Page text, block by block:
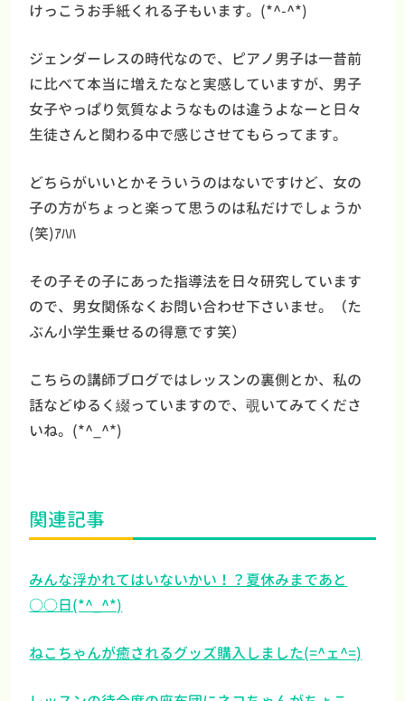
けっこうお手紙くれる子もいます。(*^-^*)
ジェンダーレスの時代なので、ピアノ男子は一昔前
に比べて本当に増えたなと実感していますが、男子
女子やっぱり気質なようなものは違うよなーと日々
生徒さんと関わる中で感じさせてもらってます。
どちらがいいとかそういうのはないですけど、女の
子の方がちょっと楽って思うのは私だけでしょうか
(笑)ｱﾊﾊ
その子その子にあった指導法を日々研究しています
ので、男女関係なくお問い合わせ下さいませ。（た
ぶん小学生乗せるの得意です笑）
こちらの講師ブログではレッスンの裏側とか、私の
話などゆるく綴っていますので、覗いてみてくださ
いね。(*^_^*)
関連記事
みんな浮かれてはいないかい！？夏休みまであと
○○日(*^_^*)
ねこちゃんが癒されるグッズ購入しました(=^ェ^=)